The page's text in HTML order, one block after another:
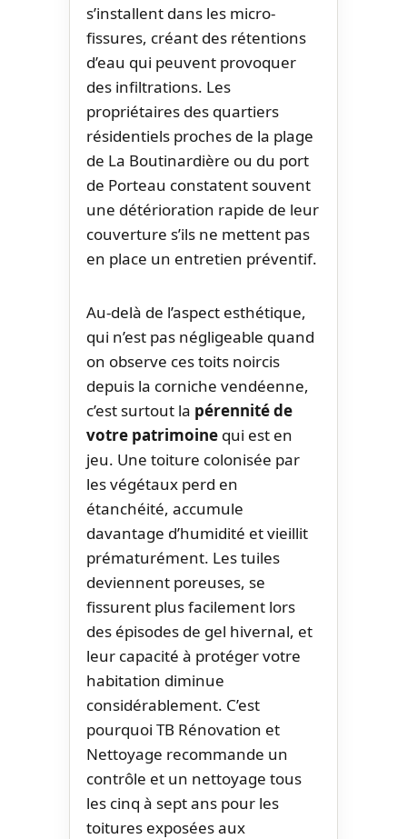
s’installent dans les micro-
fissures, créant des rétentions
d’eau qui peuvent provoquer
des infiltrations. Les
propriétaires des quartiers
résidentiels proches de la plage
de La Boutinardière ou du port
de Porteau constatent souvent
une détérioration rapide de leur
couverture s’ils ne mettent pas
en place un entretien préventif.
Au-delà de l’aspect esthétique,
qui n’est pas négligeable quand
on observe ces toits noircis
depuis la corniche vendéenne,
c’est surtout la pérennité de
votre patrimoine qui est en
jeu. Une toiture colonisée par
les végétaux perd en
étanchéité, accumule
davantage d’humidité et vieillit
prématurément. Les tuiles
deviennent poreuses, se
fissurent plus facilement lors
des épisodes de gel hivernal, et
leur capacité à protéger votre
habitation diminue
considérablement. C’est
pourquoi TB Rénovation et
Nettoyage recommande un
contrôle et un nettoyage tous
les cinq à sept ans pour les
toitures exposées aux